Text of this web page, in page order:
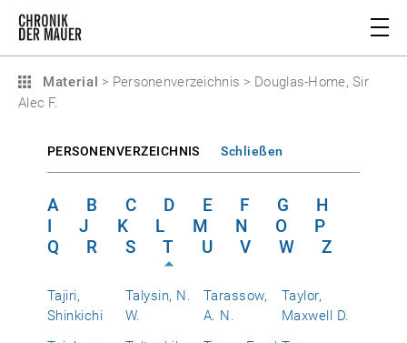
Material > Personenverzeichnis > Douglas-Home, Sir
Alec F.
PERSONENVERZEICHNIS Schließen
A B C D E F G
H
I
J K L M N O
P
Q
R S T U V W Z
Tajiri,
Shinkichi
Talysin, N.
W.
Tarassow,
A. N.
Taylor,
Maxwell D.